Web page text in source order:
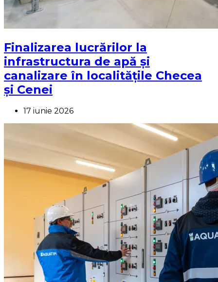
Finalizarea lucrărilor la
infrastructura de apă și
canalizare în localitățile Checea
și Cenei
17 iunie 2026